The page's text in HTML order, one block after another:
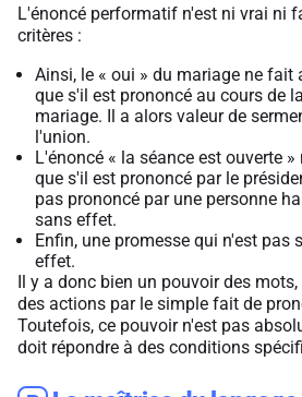
L'énoncé performatif n'est ni vrai ni
critères :
Ainsi, le « oui » du mariage ne fait
que s'il est prononcé au cours de
mariage. Il a alors valeur de
l'union.
L'énoncé « la séance est ouverte
que s'il est prononcé par le
pas prononcé par une personne
sans effet.
Enfin, une promesse qui n'est pas
effet.
Il y a donc bien un pouvoir des
des actions par le simple fait de
Toutefois, ce pouvoir n'est pas
doit répondre à des conditions